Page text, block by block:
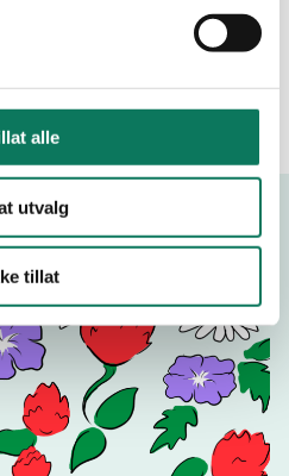
alle
utvalg
tillat
natur og vitenskap på